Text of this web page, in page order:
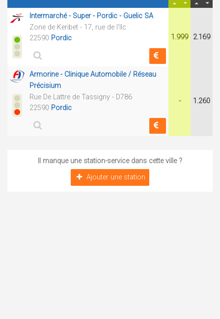
Intermarché - Super - Pordic - Guelic SA
Zone de Keribet - 17, rue de l'Ilc
22590 Pordic 1.999 2.169
Armorine - Clinique Automobile / Réseau
Précisium
Rue De Lattre de Tassigny - D786
22590 Pordic
- 1.260
Il manque une station-service dans cette ville ?
Ajouter une station